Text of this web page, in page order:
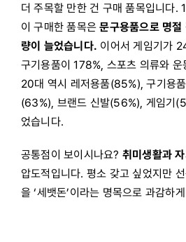
더 주목할 만한 건 구매 품목입니다.
이 구매한 품목은문구용품으로 명
량이 늘었습니다. 이어서 게임기가
구기용품이 178%, 스포츠 의류와
20대 역시 레저용품(85%), 구기용
(63%), 브랜드 신발(56%), 게임기
었습니다.
공통점이 보이시나요? 취미생활과
압도적입니다. 평소 갖고 싶었지만
을 ‘세뱃돈’이라는 명목으로 과감하